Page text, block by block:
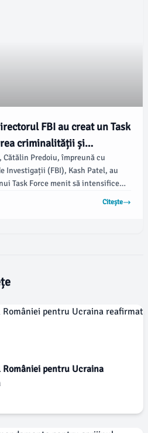
FBI au creat un Task
criminalității și
Predoiu, împreună cu
Investigații (FBI), Kash Patel, au
Task Force menit să intensifice
pentru combaterea
ilegale și atacurilor
Citește
pentru Ucraina